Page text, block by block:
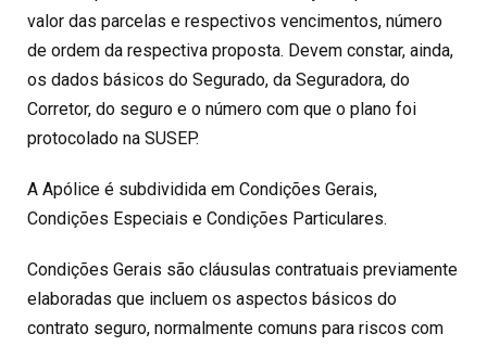
valor das parcelas e respectivos vencimentos, número
de ordem da respectiva proposta. Devem constar, ainda,
os dados básicos do Segurado, da Seguradora, do
Corretor, do seguro e o número com que o plano foi
protocolado na SUSEP.
A Apólice é subdividida em Condições Gerais,
Condições Especiais e Condições Particulares.
Condições Gerais são cláusulas contratuais previamente
elaboradas que incluem os aspectos básicos do
contrato seguro, normalmente comuns para riscos com